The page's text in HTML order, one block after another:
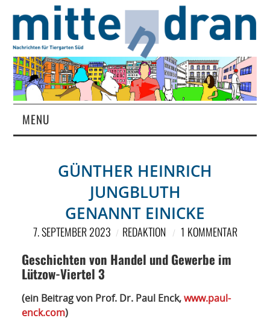
MENU
MAGAZIN
ÜBER UNS
RUBRIKEN
NETZWERK
SPONSORING
GÜNTHER HEINRICH
JUNGBLUTH
GENANNT EINICKE
7. SEPTEMBER 2023 REDAKTION 1 KOMMENTAR
Geschichten von Handel und Gewerbe im
Lützow-Viertel 3
(ein Beitrag von Prof. Dr. Paul Enck,www.paul-
enck.com)